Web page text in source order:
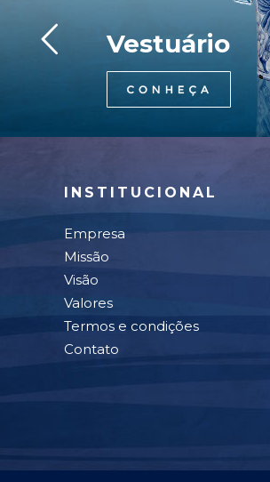
Vestuário
INSTITUCIONAL
Empresa
Missão
Visão
Valores
Termos e condições
Contato